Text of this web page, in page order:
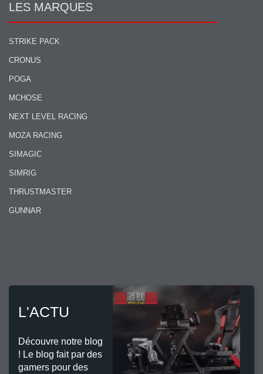
LES MARQUES
STRIKE PACK
CRONUS
POGA
MCHOSE
NEXT LEVEL RACING
MOZA RACING
SIMAGIC
SIMRIG
THRUSTMASTER
GUNNAR
L'ACTU
Découvre notre blog
! Le blog fait par des
gamers pour des